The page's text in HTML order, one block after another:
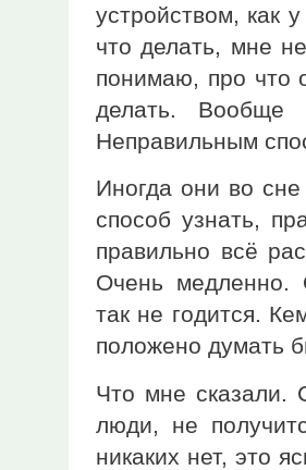
устройством, как
что делать, мне
понимаю, про что
делать.
Неправильным
Иногда они во
способ узнать,
правильно всё
Очень медленно.
так не годится.
положено думать
Что мне сказали.
люди, не
никаких нет, это